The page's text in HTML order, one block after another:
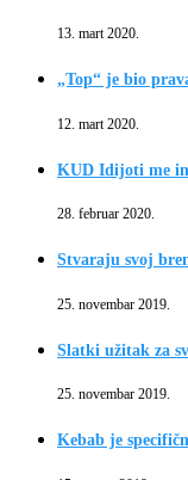
13. mart 2020.
„Top“ je bio
12. mart 2020.
KUD Idijoti me
28. februar 2020.
Stvaraju svoj
25. novembar 2019.
Slatki užitak za
25. novembar 2019.
Kebab je